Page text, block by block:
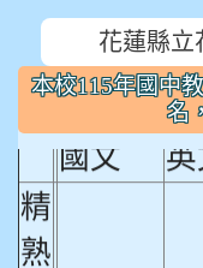
花蓮縣立
本校115年國中
名
本校115年
學生共計22
國文
精
熟